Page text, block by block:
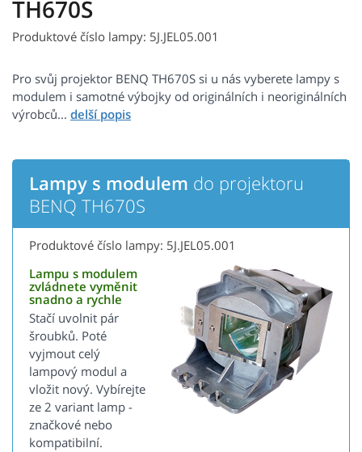
TH670S
Produktové číslo lampy: 5J.JEL05.001
Pro svůj projektor BENQ TH670S si u nás vyberete lampy s
modulem i samotné výbojky od originálních i neoriginálních
výrobců...
Lampy s modulem do projektoru
BENQ TH670S
Produktové číslo lampy: 5J.JEL05.001
Lampu s modulem
zvládnete vyměnit
snadno a rychle
Stačí uvolnit pár
šroubků. Poté
vyjmout celý
lampový modul a
vložit nový. Vybírejte
ze 2 variant lamp -
značkové nebo
kompatibilní.